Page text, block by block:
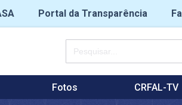
Portal da Transparência
Fotos CRFAL-TV